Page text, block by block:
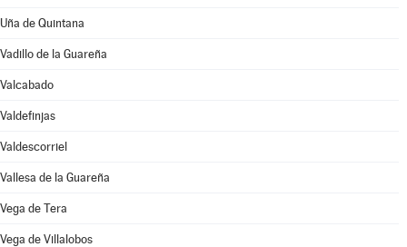
Uña de Quintana
Vadillo de la Guareña
Valcabado
Valdefinjas
Valdescorriel
Vallesa de la Guareña
Vega de Tera
Vega de Villalobos